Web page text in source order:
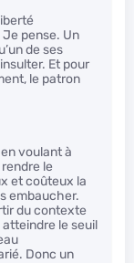
Je pense. Un
de ses
Et pour
le patron
voulant à
le
et coûteux la
embaucher.
du contexte
atteindre le seuil
Donc un